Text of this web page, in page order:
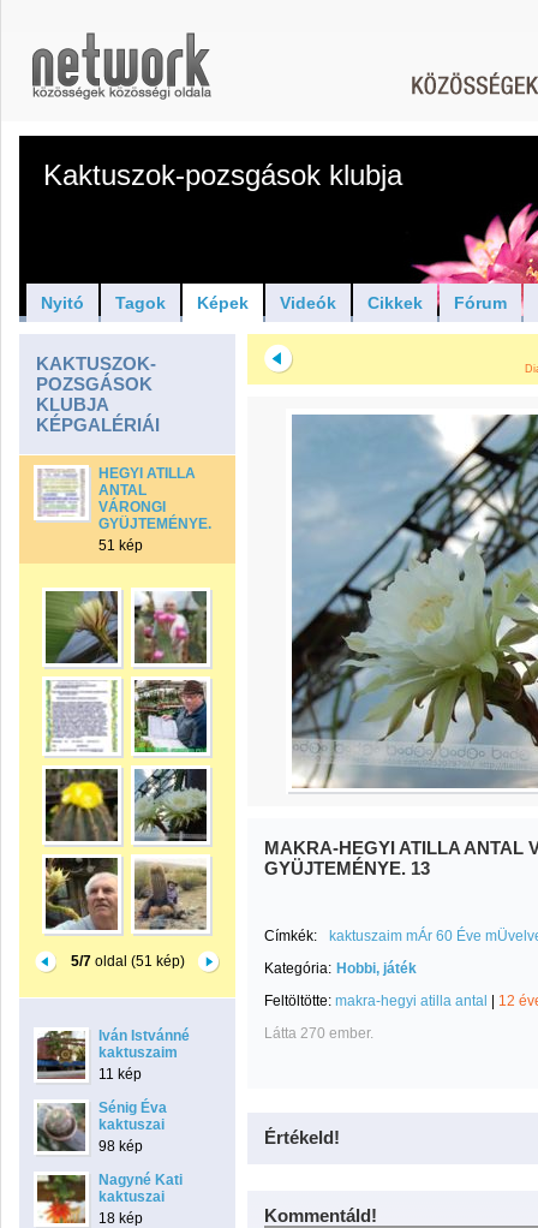
Kaktuszok-pozsgások klubja
Nyitó Tagok Képek Videók Cikkek Fórum
KAKTUSZOK-
POZSGÁSOK
KLUBJA
KÉPGALÉRIÁI
HEGYI ATILLA
ANTAL
VÁRONGI
GYÜJTEMÉNYE.
51 kép
5/7oldal (51 kép)
Iván Istvánné
kaktuszaim
11 kép
Sénig Éva
kaktuszai
98 kép
Nagyné Kati
kaktuszai
18 kép
MAKRA-HEGYI ATILLA ANTAL
GYÜJTEMÉNYE. 13
Címkék:
kaktuszaim mÁr 60 Éve
Kategória: Hobbi, játék
Feltöltötte: makra-hegyi atilla antal
12
Látta 270 ember.
Értékeld!
Kommentáld!